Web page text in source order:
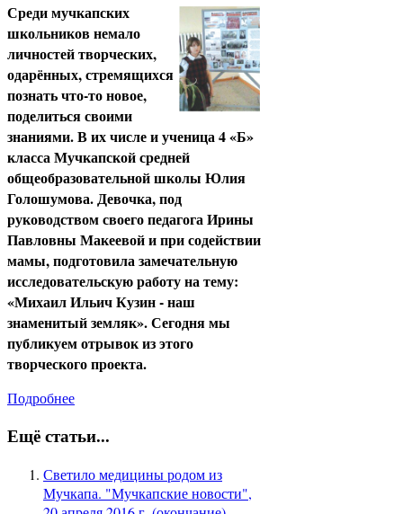
Среди мучкапских
школьников немало
личностей творческих,
одарённых, стремящихся
познать что-то новое,
поделиться своими
знаниями. В их числе и ученица 4 «Б»
класса Мучкапской средней
общеобразовательной школы Юлия
Голошумова. Девочка, под
руководством своего педагога Ирины
Павловны Макеевой и при содействии
мамы, подготовила замечательную
исследовательскую работу на тему:
«Михаил Ильич Кузин - наш
знаменитый земляк». Сегодня мы
публикуем отрывок из этого
творческого проекта.
Подробнее
Ещё статьи...
Светило медицины родом из
Мучкапа. "Мучкапские новости",